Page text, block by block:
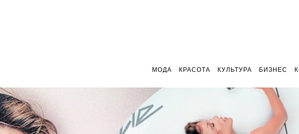
МОДА КРАСОТА КУЛЬТУРА БИЗНЕС